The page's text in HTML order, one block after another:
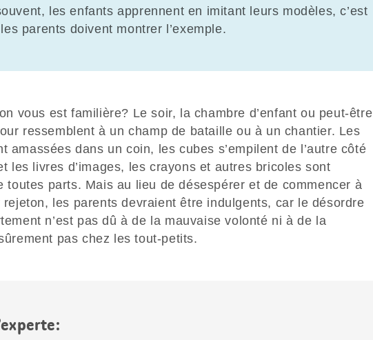
les enfants apprennent en imitant leurs modèles, c’est
parents doivent montrer l’exemple.
vous est familière? Le soir, la chambre d’enfant ou peut-être
ressemblent à un champ de bataille ou à un chantier. Les
amassées dans un coin, les cubes s’empilent de l’autre côté
les livres d’images, les crayons et autres bricoles sont
toutes parts. Mais au lieu de désespérer et de commencer à
rejeton, les parents devraient être indulgents, car le désordre
n’est pas dû à de la mauvaise volonté ni à de la
pas chez les tout-petits.